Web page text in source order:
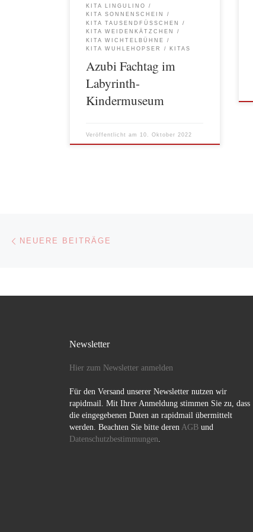
Gruppen und ausgestattet mit Tablet
mit […]
KITA LINGULINO
KITA SONNENSCHEIN
KITA TAUSENDFÜSSCHEN
KITA WEIDENKÄTZCHEN
KITA WICHTELBÜHNE
KITA WUHLEHOPSER
KITAS
Azubi Fachtag im
Labyrinth-
Kindermuseum
Veröffentlicht am 10. Oktober 2022
Beitragsnavigation
NEUERE BEITRÄGE
Newsletter
Hier zum Newsletter anmelden
Für den Versand unserer Newsletter nutzen wir
rapidmail. Mit Ihrer Anmeldung stimmen Sie zu, dass
die eingegebenen Daten an rapidmail übermittelt
werden. Beachten Sie bitte deren AGB und
Datenschutzbestimmungen.